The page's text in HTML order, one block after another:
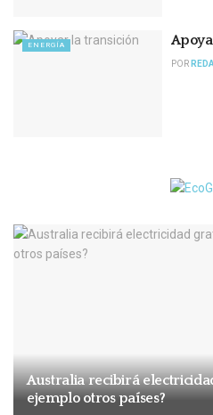
ENERGÍA
POR
Australia recibirá
ejemplo otros países?